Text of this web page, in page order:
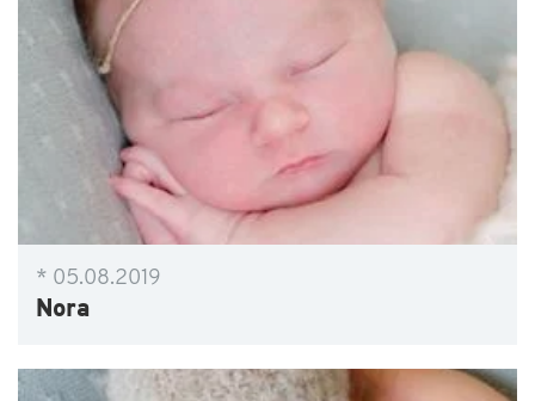
* 05.08.2019
Nora